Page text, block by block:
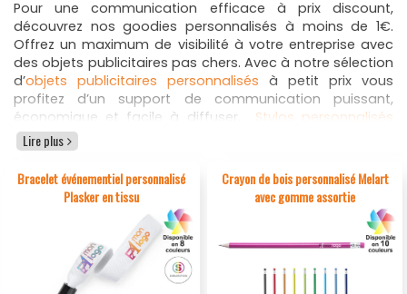
Pour une communication efficace à prix discount,
découvrez nos goodies personnalisés à moins de 1€.
Offrez un maximum de visibilité à votre entreprise avec
des objets publicitaires pas chers. Avec à notre sélection
d’objets publicitaires personnalisés à petit prix vous
profitez d’un support de communication puissant,
économique et facile à diffuser. Stylos personnalisés
pas chers
badges, magnets, sacs
prixou encore bracelets événementiels et décapsuleurs,
tous ces objets publicitaires à prix discount sont parfaits
pour une distribution en masse lors de salons
professionnels, opérations de street marketing,
événements associatives. Idéal pour les entreprises,
associations, collectivités et écoles, notre offre “moins
de 1 €” vous permet de dynamiser votre communication
Lire plus
Bracelet événementiel personnalisé
Plasker en tissu
Crayon de bois personnalisé Melart
avec gomme assortie